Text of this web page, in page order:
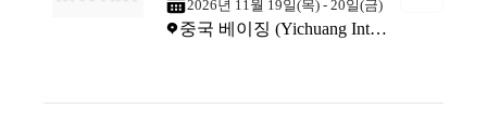
2026년 11월 19일(목) - 20일(금)
중국 베이징 (Yichuang Int'l. Exhib. Conv. Ctr.)